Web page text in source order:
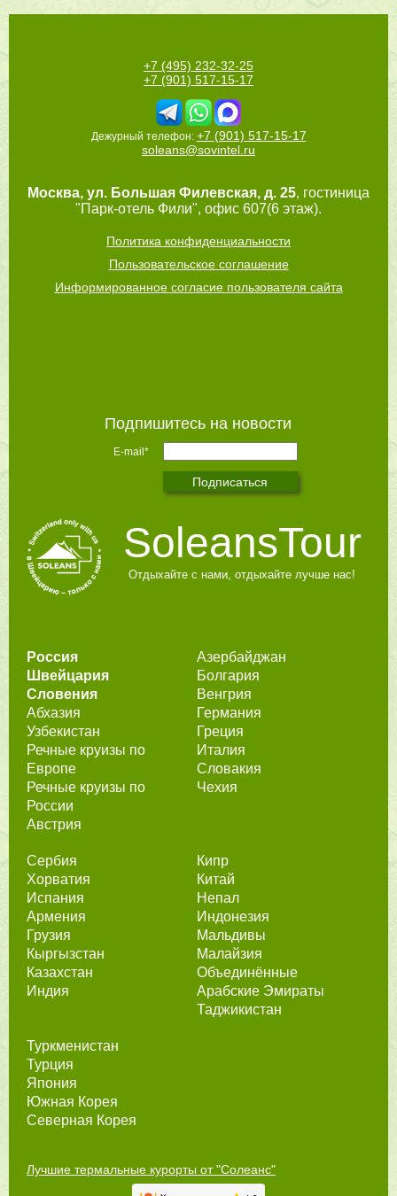
+7 (495) 232-32-25
+7 (901) 517-15-17
Дежурный телефон: +7 (901) 517-15-17
soleans@sovintel.ru
Москва, ул. Большая Филевская, д. 25, гостиница
"Парк-отель Фили", офис 607(6 этаж).
Политика конфиденциальности
Пользовательское соглашение
Информированное согласие пользователя сайта
Подпишитесь на новости
E-mail*
SoleansTour
Отдыхайте с нами, отдыхайте лучше нас!
Россия
Швейцария
Словения
Абхазия
Узбекистан
Речные круизы по
Европе
Речные круизы по
России
Австрия
Азербайджан
Болгария
Венгрия
Германия
Греция
Италия
Словакия
Чехия
Сербия
Хорватия
Испания
Армения
Грузия
Кыргызстан
Казахстан
Индия
Кипр
Китай
Непал
Индонезия
Мальдивы
Малайзия
Объединённые
Арабские Эмираты
Таджикистан
Туркменистан
Турция
Япония
Южная Корея
Северная Корея
Лучшие термальные курорты от "Солеанс"